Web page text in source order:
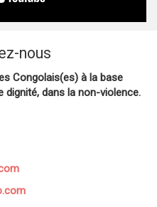
nous
Congolais(es) à la base
dans la non-violence.